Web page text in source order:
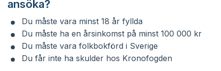
ansöka?
Du måste vara minst 18 år fyllda
Du måste ha en årsinkomst på minst 100 000 kr
Du måste vara folkbokförd i Sverige
Du får inte ha skulder hos Kronofogden